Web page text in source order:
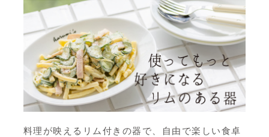
料理が映えるリム付きの器で、自由で楽しい食卓